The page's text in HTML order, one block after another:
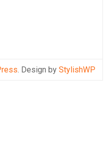
. Design by StylishWP